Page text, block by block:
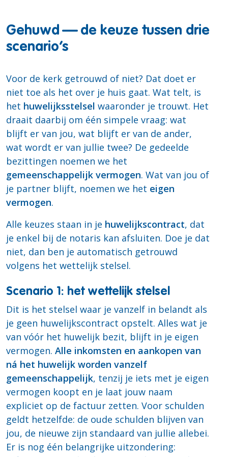
Gehuwd — de keuze tussen drie
scenario’s
Voor de kerk getrouwd of niet? Dat doet er
niet toe als het over je huis gaat. Wat telt, is
het huwelijksstelsel waaronder je trouwt. Het
draait daarbij om één simpele vraag: wat
blijft er van jou, wat blijft er van de ander,
wat wordt er van jullie twee? De gedeelde
bezittingen noemen we het
gemeenschappelijk vermogen. Wat van jou of
je partner blijft, noemen we het eigen
vermogen.
Alle keuzes staan in je huwelijkscontract, dat
je enkel bij de notaris kan afsluiten. Doe je dat
niet, dan ben je automatisch getrouwd
volgens het wettelijk stelsel.
Scenario 1: het wettelijk stelsel
Dit is het stelsel waar je vanzelf in belandt als
je geen huwelijkscontract opstelt. Alles wat je
van vóór het huwelijk bezit, blijft in je eigen
vermogen. Alle inkomsten en aankopen van
ná het huwelijk worden vanzelf
gemeenschappelijk, tenzij je iets met je eigen
vermogen koopt en je laat jouw naam
expliciet op de factuur zetten. Voor schulden
geldt hetzelfde: de oude schulden blijven van
jou, de nieuwe zijn standaard van jullie allebei.
Er is nog één belangrijke uitzondering: